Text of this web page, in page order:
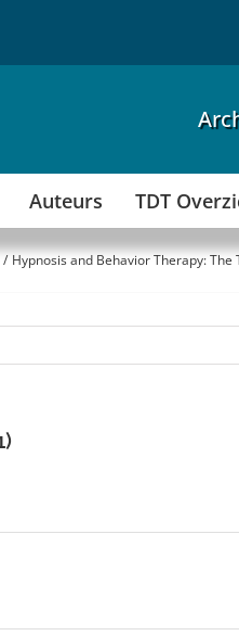
Auteurs TDT
Hypnosis and Behavior Therapy: